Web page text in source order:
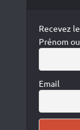
Recevez
Prénom
Email